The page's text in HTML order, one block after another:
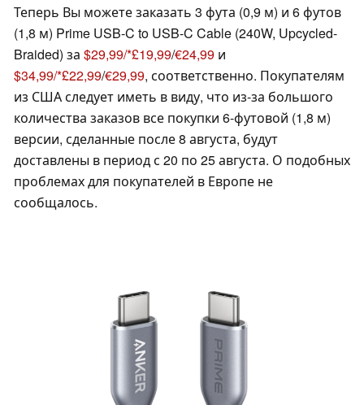
Теперь Вы можете заказать 3 фута (0,9 м) и 6 футов
(1,8 м) Prime USB-C to USB-C Cable (240W, Upcycled-
Braided) за $29,99/ £19,99/€24,99 и
$34,99/ £22,99/€29,99, соответственно. Покупателям
из США следует иметь в виду, что из-за большого
количества заказов все покупки 6-футовой (1,8 м)
версии, сделанные после 8 августа, будут
доставлены в период с 20 по 25 августа. О подобных
проблемах для покупателей в Европе не
сообщалось.